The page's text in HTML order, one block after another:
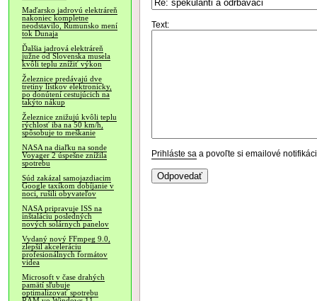
Maďarsko jadrovú elektráreň
nakoniec kompletne
neodstavilo, Rumunsko mení
tok Dunaja
Ďalšia jadrová elektráreň
južne od Slovenska musela
kvôli teplu znížiť výkon
Železnice predávajú dve
tretiny lístkov elektronicky,
po donútení cestujúcich na
takýto nákup
Železnice znižujú kvôli teplu
rýchlosť iba na 50 km/h,
spôsobuje to meškanie
NASA na diaľku na sonde
Voyager 2 úspešne znížila
spotrebu
Súd zakázal samojazdiacim
Google taxíkom dobíjanie v
noci, rušili obyvateľov
NASA pripravuje ISS na
inštaláciu posledných
nových solárnych panelov
Vydaný nový FFmpeg 9.0,
zlepšil akceleráciu
profesionálnych formátov
videa
Microsoft v čase drahých
pamätí sľubuje
optimalizovať spotrebu
Text:
Prihláste sa a povoľte si emailové